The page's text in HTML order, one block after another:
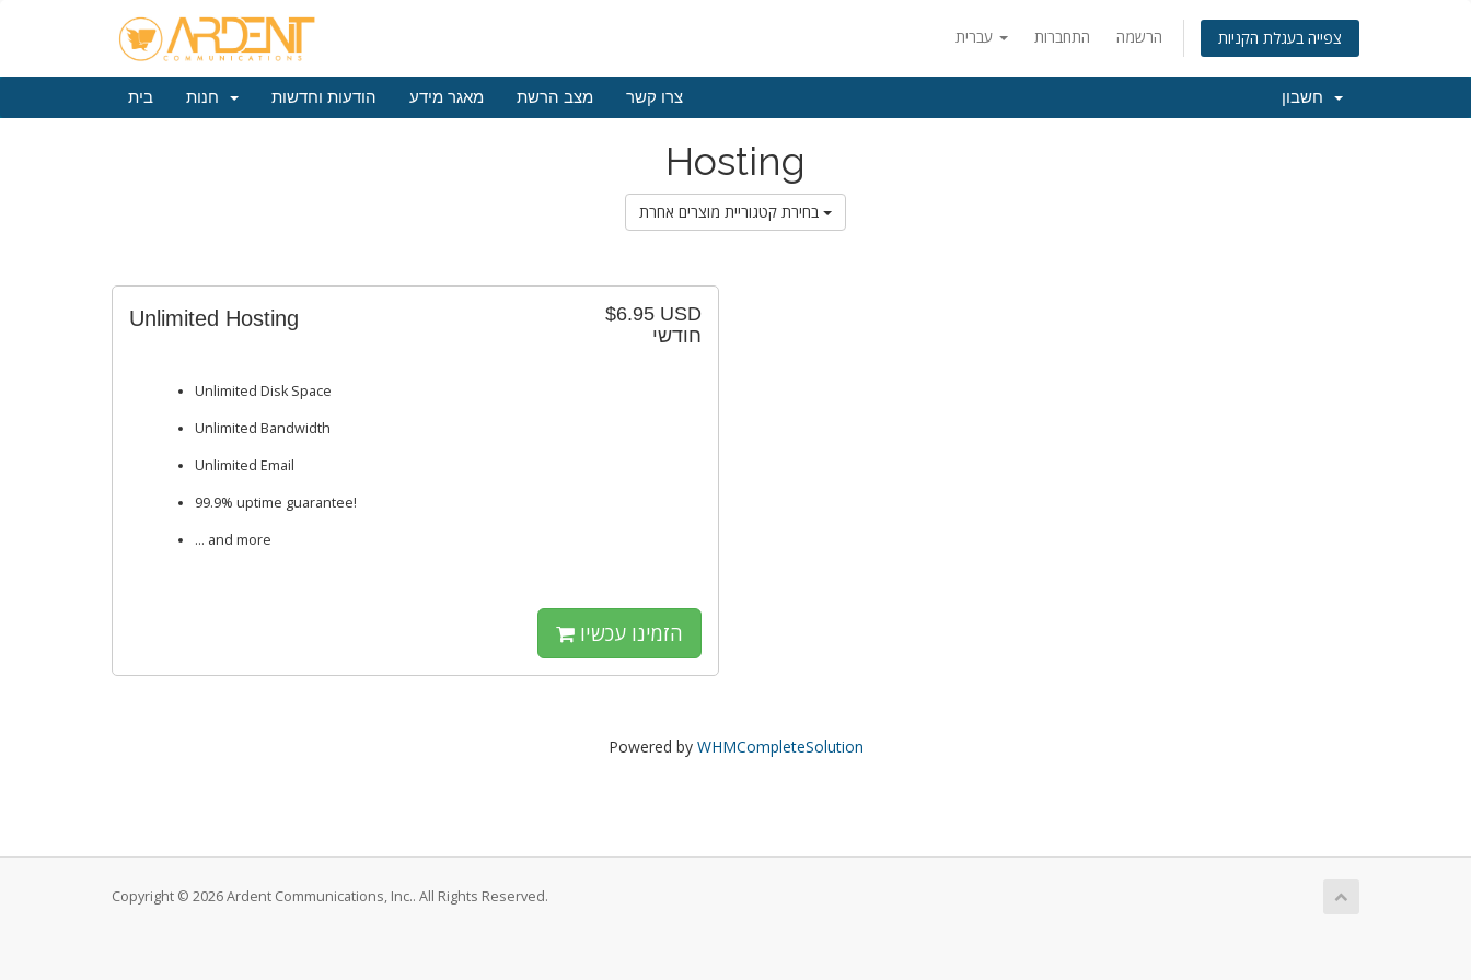
התחברות הרשמה צפייה בעגלת הקניות
בית הודעות וחדשות מאגר מידע מצב הרשת צרו קשר
Hosting
$6.95 USD
חודשי
Unlimited Hosting
Unlimited Disk Space
Unlimited Bandwidth
Unlimited Email
99.9% uptime guarantee!
... and more
הזמינו עכשיו
Powered by WHMCompleteSolution
Copyright © 2026 Ardent Communications, Inc.. All Rights Reserved.